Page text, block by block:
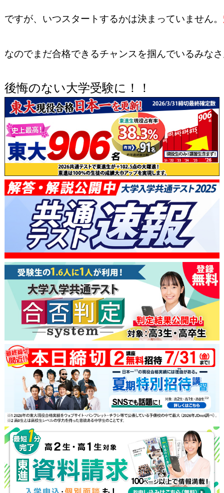
ですが、いつスタートするかは決まっていません。
なのでまだ合格できるチャンスを掴んでいるみな
後悔のない大学受験に！！